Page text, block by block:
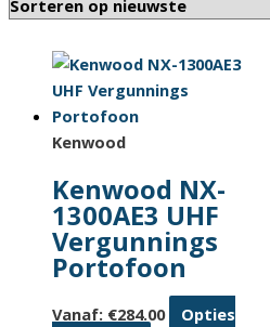
nieuwste
Kenwood
Kenwood NX-
1300AE3 UHF
Vergunnings
Portofoon
Vanaf: €284.00
Opties